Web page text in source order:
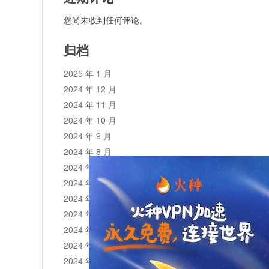
您尚未收到任何评论。
归档
2025 年 1 月
2024 年 12 月
2024 年 11 月
2024 年 10 月
2024 年 9 月
2024 年 8 月
2024 年 7 月
2024 年 6 月
2024 年 5 月
2024 年 4 月
2024 年 3 月
2024 年 2 月
2024 年 1 月